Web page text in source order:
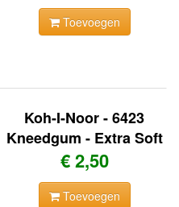
Toevoegen
Koh-I-Noor - 6423
Kneedgum - Extra Soft
€ 2,50
Toevoegen